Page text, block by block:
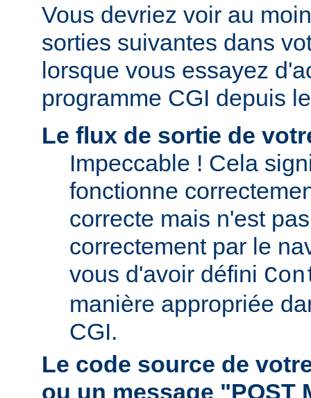
Vous devriez voir au
sorties suivantes dans
lorsque vous essayez
programme CGI depuis
Le flux de sortie de
Impeccable ! Cela
fonctionne
correcte mais n'est
correctement par le
vous d'avoir défini
manière appropriée
CGI.
Le code source de
ou un message "POST